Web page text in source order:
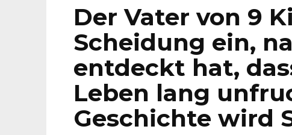
Der Vater von 9
Scheidung ein,
entdeckt hat,
Leben lang
Geschichte wird